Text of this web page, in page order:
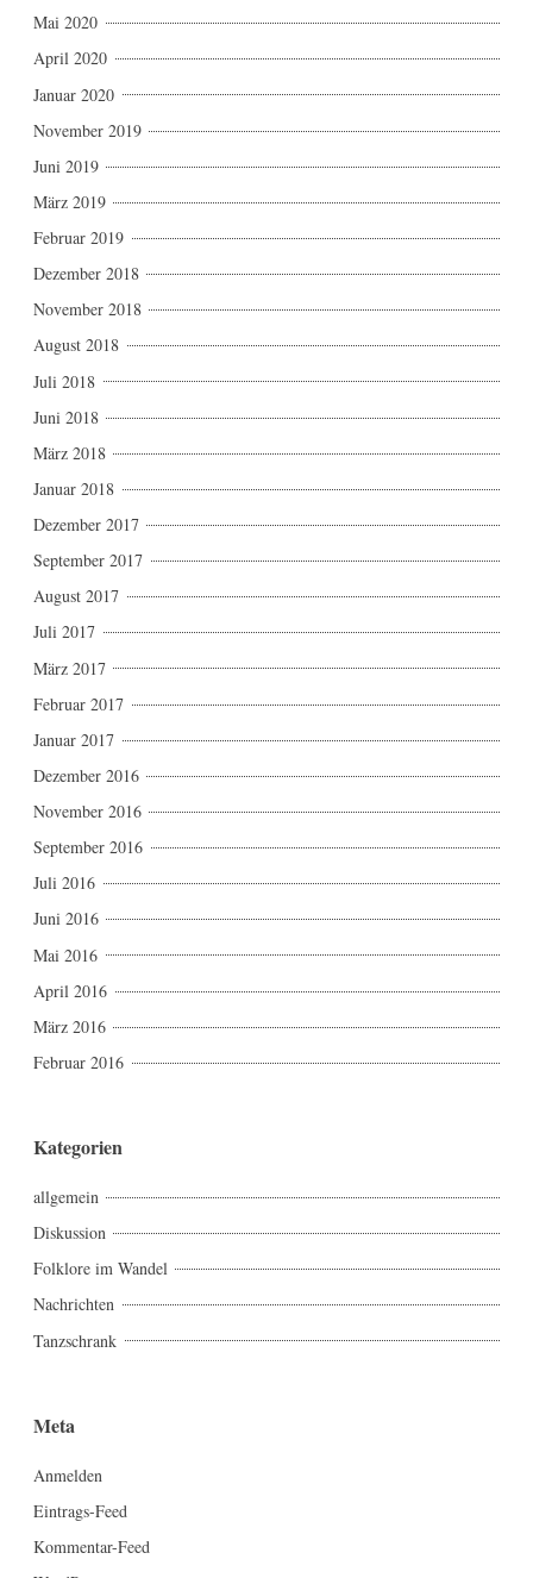
Mai 2020
April 2020
Januar 2020
November 2019
Juni 2019
März 2019
Februar 2019
Dezember 2018
November 2018
August 2018
Juli 2018
Juni 2018
März 2018
Januar 2018
Dezember 2017
September 2017
August 2017
Juli 2017
März 2017
Februar 2017
Januar 2017
Dezember 2016
November 2016
September 2016
Juli 2016
Juni 2016
Mai 2016
April 2016
März 2016
Februar 2016
Kategorien
allgemein
Diskussion
Folklore im Wandel
Nachrichten
Tanzschrank
Meta
Anmelden
Eintrags-Feed
Kommentar-Feed